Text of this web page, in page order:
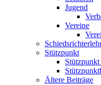
Jugend
Vereine
Stützpunkt
Ältere Beiträge